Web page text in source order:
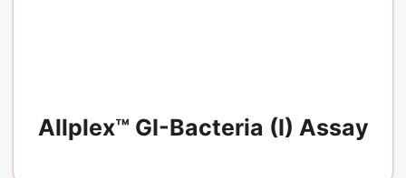
Allplex™ GI-Bacteria (I) Assay